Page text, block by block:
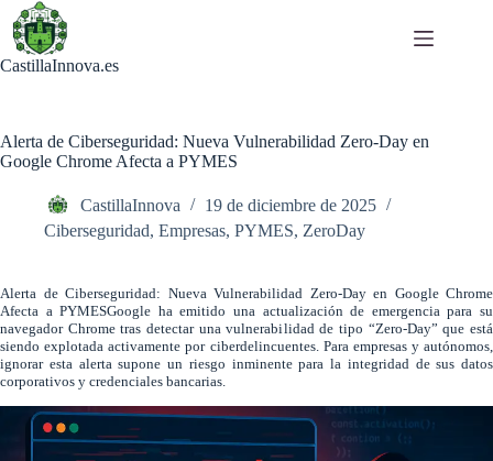
Saltar
contenido
CastillaInnova.es
Alerta de Ciberseguridad: Nueva Vulnerabilidad Zero-Day en
Google Chrome Afecta a PYMES
CastillaInnova
19 de diciembre de 2025
Ciberseguridad, Empresas, PYMES, ZeroDay
Alerta de Ciberseguridad: Nueva Vulnerabilidad Zero-Day en Google Chrome
Afecta a PYMESGoogle ha emitido una actualización de emergencia para su
navegador Chrome tras detectar una vulnerabilidad de tipo “Zero-Day” que está
siendo explotada activamente por ciberdelincuentes. Para empresas y autónomos,
ignorar esta alerta supone un riesgo inminente para la integridad de sus datos
corporativos y credenciales bancarias.